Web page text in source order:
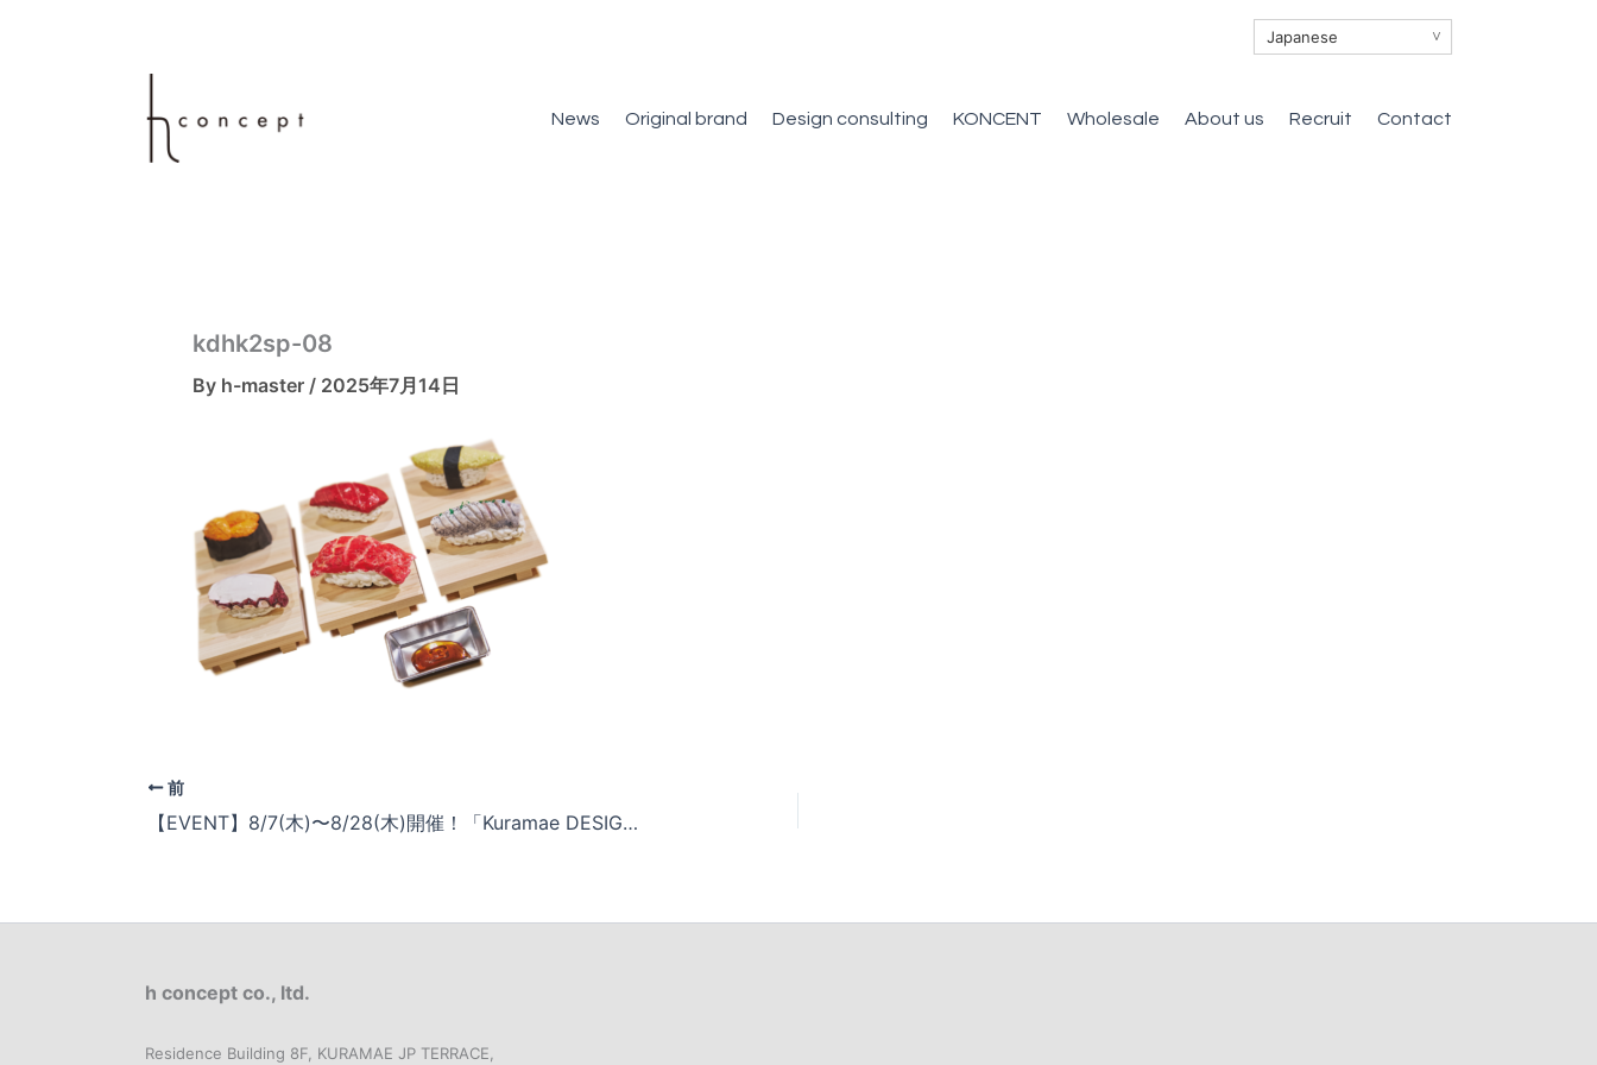
∨
News Original brand Design consulting KONCENT Wholesale About us Recruit Contact
kdhk2sp-08
By h-master / 2025年7月14日
前
【EVENT】8/7(木)〜8/28(木)開催！「Kuramae DESIGN HAUS kids vol.2」
h concept co., ltd.
Residence Building 8F, KURAMAE JP TERRACE,